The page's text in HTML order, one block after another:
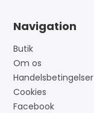
Navigation
Butik
Om os
Handelsbetingelser
Cookies
Facebook